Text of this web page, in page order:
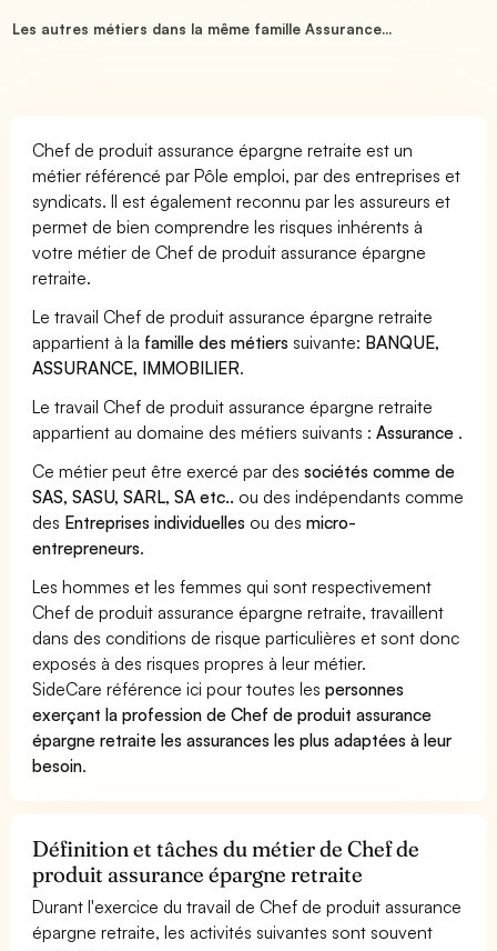
Les autres métiers dans la même famille Assurance...
Chef de produit assurance épargne retraite est un
métier référencé par Pôle emploi, par des entreprises et
syndicats. Il est également reconnu par les assureurs et
permet de bien comprendre les risques inhérents à
votre métier de Chef de produit assurance épargne
retraite.
Le travail Chef de produit assurance épargne retraite
appartient à la famille des métiers suivante: BANQUE,
ASSURANCE, IMMOBILIER.
Le travail Chef de produit assurance épargne retraite
appartient au domaine des métiers suivants :Assurance .
Ce métier peut être exercé par dessociétés comme de
SAS, SASU, SARL, SA etc.. ou des indépendants comme
des Entreprises individuelles ou desmicro-
entrepreneurs.
Les hommes et les femmes qui sont respectivement
Chef de produit assurance épargne retraite, travaillent
dans des conditions de risque particulières et sont donc
exposés à des risques propres à leur métier.
SideCare référence ici pour toutes lespersonnes
exerçant la profession de Chef de produit assurance
épargne retraite les assurances les plus adaptées à leur
besoin.
Définition et tâches du métier de Chef de
produit assurance épargne retraite
Durant l'exercice du travail de Chef de produit assurance
épargne retraite, les activités suivantes sont souvent